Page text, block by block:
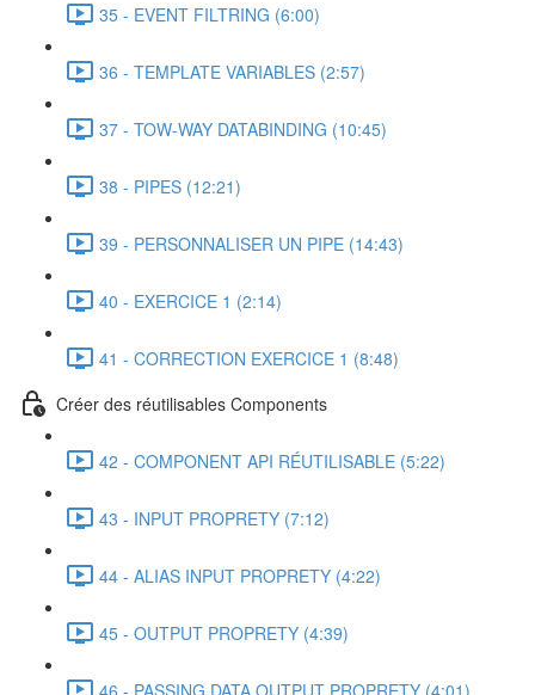
35 - EVENT FILTRING (6:00)
36 - TEMPLATE VARIABLES (2:57)
37 - TOW-WAY DATABINDING (10:45)
38 - PIPES (12:21)
39 - PERSONNALISER UN PIPE (14:43)
40 - EXERCICE 1 (2:14)
41 - CORRECTION EXERCICE 1 (8:48)
Créer des réutilisables Components
42 - COMPONENT API RÉUTILISABLE (5:22)
43 - INPUT PROPRETY (7:12)
44 - ALIAS INPUT PROPRETY (4:22)
45 - OUTPUT PROPRETY (4:39)
46 - PASSING DATA OUTPUT PROPRETY (4:01)